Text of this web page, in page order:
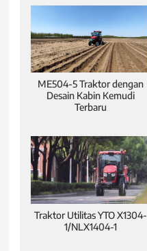
ME504-5 Traktor dengan
Desain Kabin Kemudi
Terbaru
Traktor Utilitas YTO X1304-
1/NLX1404-1